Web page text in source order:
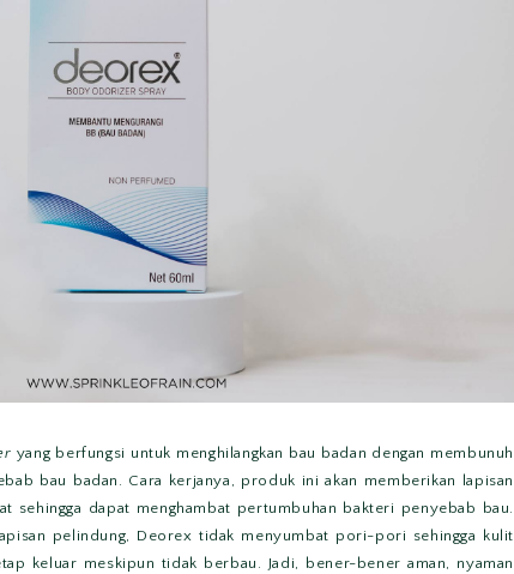
yang berfungsi untuk menghilangkan bau badan dengan membunuh
bau badan. Cara kerjanya, produk ini akan memberikan lapisan
sehingga dapat menghambat pertumbuhan bakteri penyebab bau.
pelindung, Deorex tidak menyumbat pori-pori sehingga kulit
keluar meskipun tidak berbau. Jadi, bener-bener aman, nyaman